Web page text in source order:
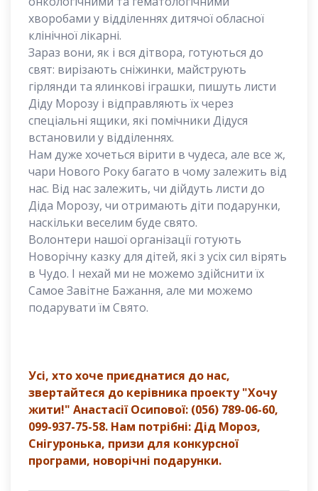
хворобами у відділеннях дитячої обласної
клінічної лікарні.
Зараз вони, як і вся дітвора, готуються до
свят: вирізають сніжинки, майструють
гірлянди та ялинкові іграшки, пишуть листи
Діду Морозу і відправляють їх через
спеціальні ящики, які помічники Дідуся
встановили у відділеннях.
Нам дуже хочеться вірити в чудеса, але все ж,
чари Нового Року багато в чому залежить від
нас. Від нас залежить, чи дійдуть листи до
Діда Морозу, чи отримають діти подарунки,
наскільки веселим буде свято.
Волонтери нашої організації готують
Новорічну казку для дітей, які з усіх сил вірять
в Чудо. І нехай ми не можемо здійснити їх
Самое Завітне Бажання, але ми можемо
подарувати їм Свято.
Усі, хто хоче приєднатися до нас,
звертайтеся до керівника проекту "Хочу
жити!" Анастасії Осипової: (056) 789-06-60,
099-937-75-58. Нам потрібні: Дід Мороз,
Снігуронька, призи для конкурсної
програми, новорічні подарунки.